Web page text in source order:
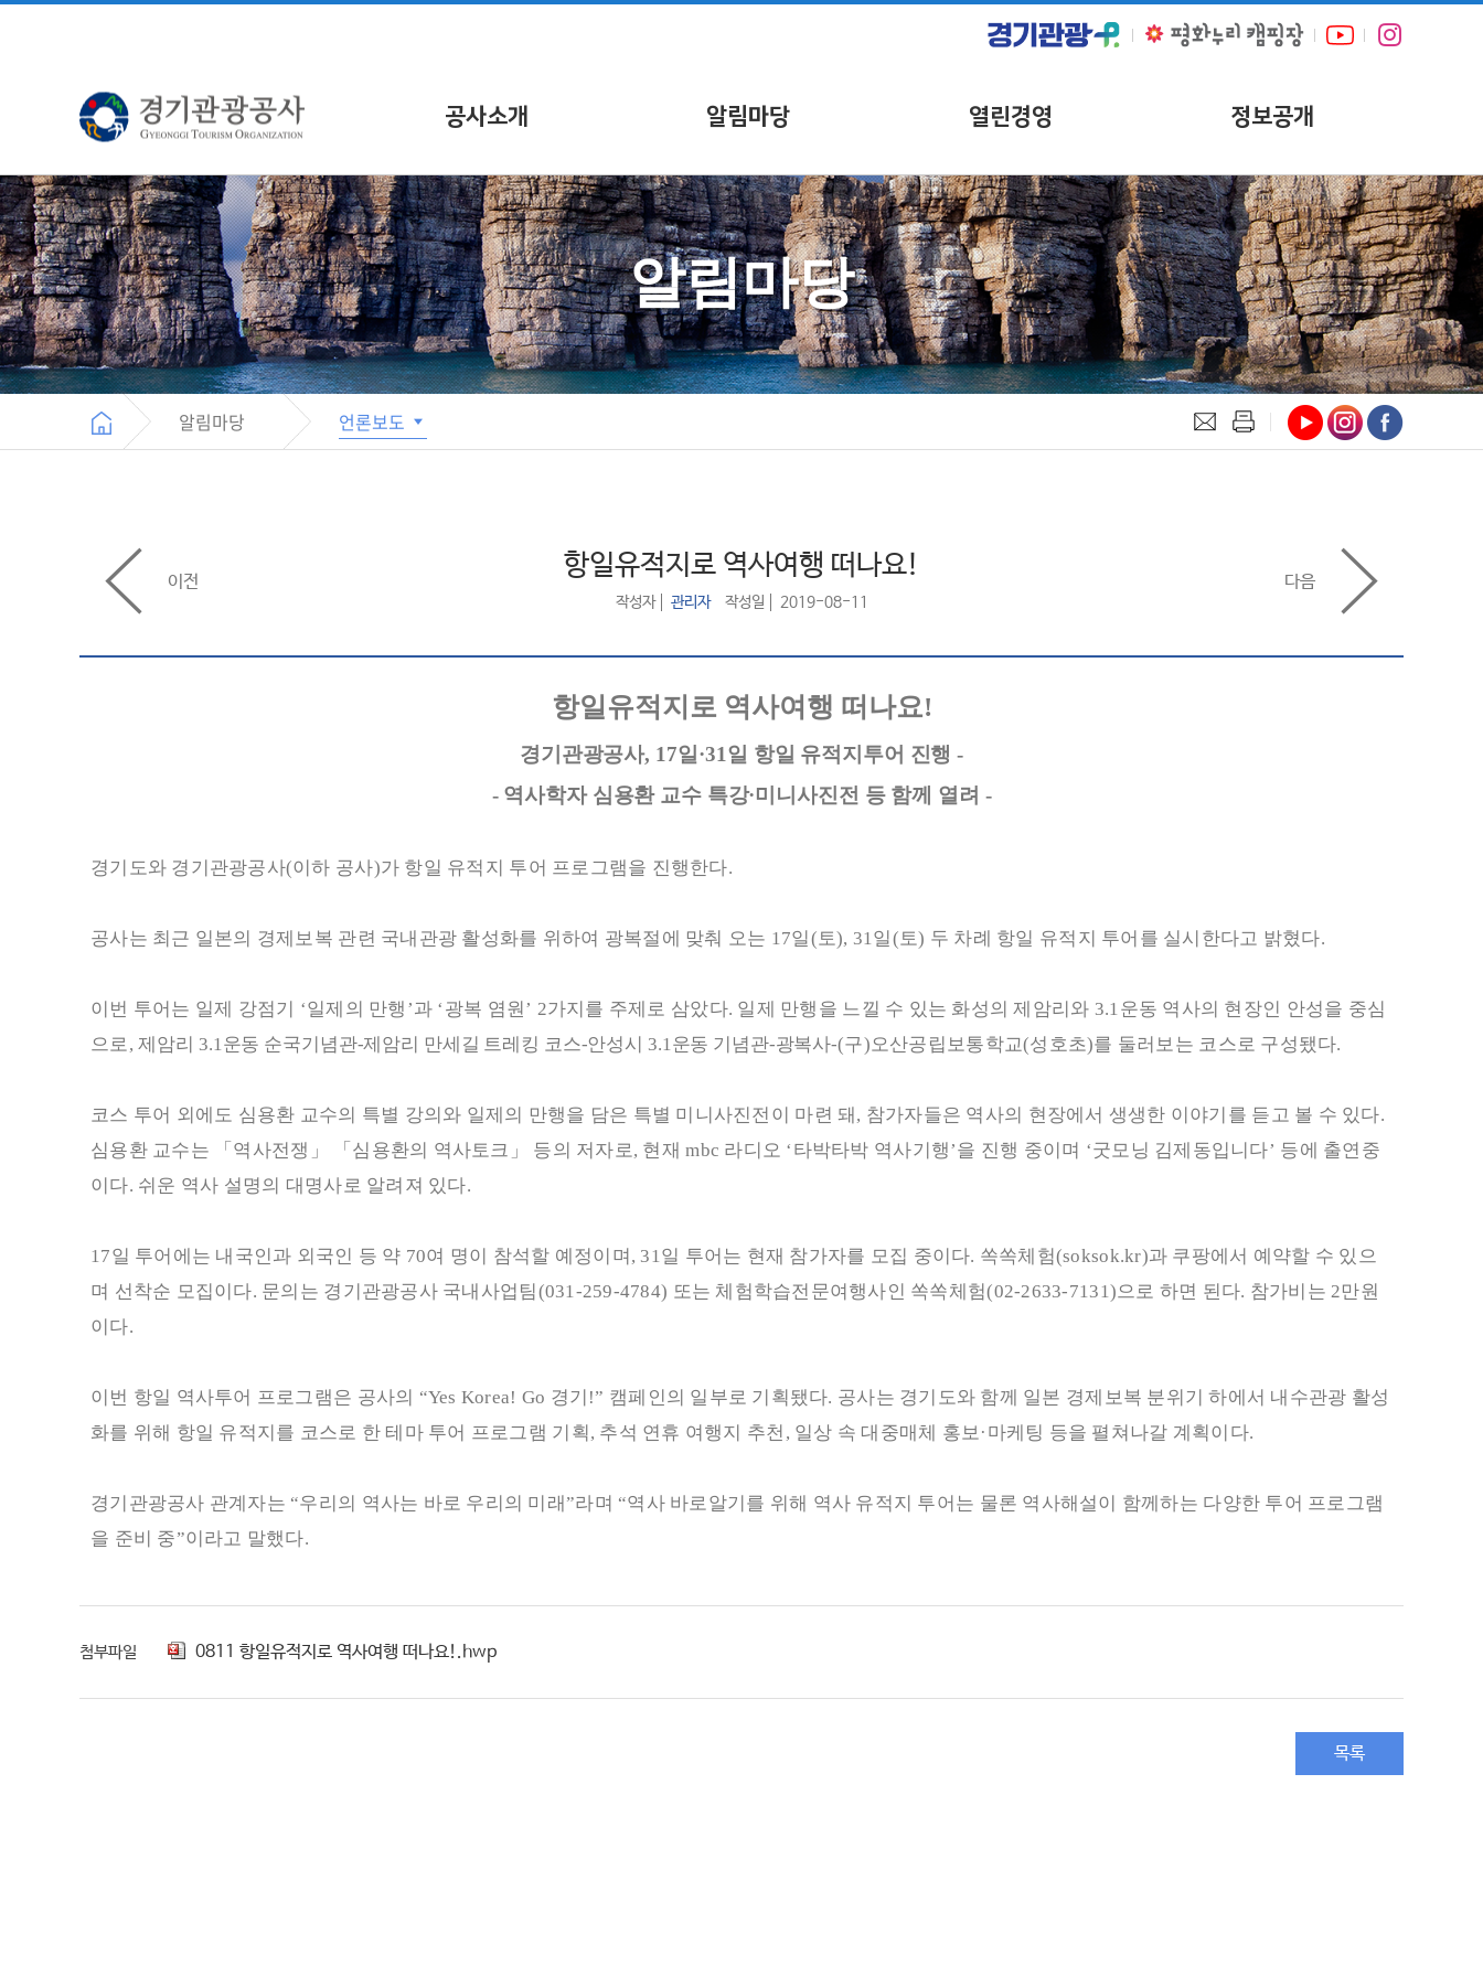
공사소개 알림마당 열린경영 정보공개
알림마당
알림마당 언론보도
항일유적지로 역사여행 떠나요!
작성자 관리자 작성일 2019-08-11
이전 다음
항일유적지로 역사여행 떠나요!
경기관광공사, 17일 ·31일 항일 유적지투어 진행 -
- 역사학자 심용환 교수 특강·미니사진전 등 함께 열려 -
경기도와 경기관광공사(이하 공사)가 항일 유적지 투어 프로그램을 진행한다.
공사는 최근 일본의 경제보복 관련 국내관광 활성화를 위하여 광복절에 맞춰 오는 17일 (토), 31일 (토) 두 차례 항일 유적지 투어를 실시한다고 밝혔다.
이번 투어는 일제 강점기 ‘일제의 만행 ’과 ‘ 광복 염원 ’ 2가지를 주제로 삼았다. 일제 만행을 느낄 수 있는 화성의 제암리와 3.1운동 역사의 현장인 안성을 중심
으로,제 암리 3.1운동 순국기념관-제암리 만세길 트레킹 코스-안성시 3.1운동 기념관-광복사-(구)오산공립보통학교(성호초)를 둘러보는 코스로 구성됐다.
코스 투어 외에도 심용환 교수의 특별 강의와 일제의 만행을 담은 특별 미니사진전이 마련 돼 , 참가자들은 역사의 현장에서 생생한 이야기를 듣고 볼 수 있다.
심용환 교수는
「 역사전쟁 」 「 심용환의 역사토크 」 등의 저자로, 현재mbc 라디오 ‘ 타박타박 역사기행’을 진행 중이며 ‘굿모닝 김제동입니다’ 등에 출연중
이다. 쉬운 역사 설명의 대명사로 알려져 있다.
17일 투어에는 내국인과 외국인 등 약 70여 명이 참석할 예정이며 , 31일 투어는 현재 참가자를 모집 중이다. 쏙쏙체험(soksok.kr)과 쿠팡에서 예약할 수 있으
며 선착순 모집이다. 문의는 경기관광공사 국내사업팀(031-259-4784) 또는 체험학습전문여행사인 쏙쏙체험(02-2633-7131)으로 하면 된다. 참가비는2만원
이다.
이번 항일 역사투어 프로그램은 공사의 “Yes Korea! Go 경기 !” 캠페인의 일부로 기획됐다. 공사는 경기도와 함께 일본 경제보복 분위기 하에서 내수관광 활성
화를 위해 항일 유적지를 코스로 한 테마 투어 프로그램 기획, 추석 연휴 여행지 추천 , 일상 속 대중매체 홍보· 마케팅 등을 펼쳐나갈 계획이다.
경기관광공사 관계자는 “우리의 역사는 바로 우리의 미래”라며 “역사 바로알기를 위해 역사 유적지 투어는 물론 역사해설이 함께하는 다양한 투어 프로그램
을 준비 중”이라고 말했다.
첨부파일 0811 항일유적지로 역사여행 떠나요!.hwp
목록